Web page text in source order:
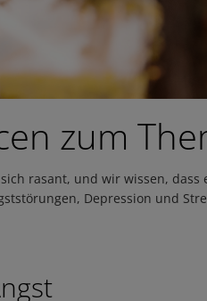
zum
rasant, und wir wissen,
Depression und